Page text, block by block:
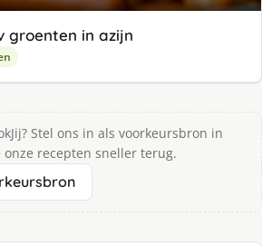
groenten in azijn
Stel ons in als voorkeursbron in
recepten sneller terug.